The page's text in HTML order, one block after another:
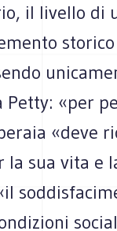
il livello di
Petty: «per
«deve
sua vita e